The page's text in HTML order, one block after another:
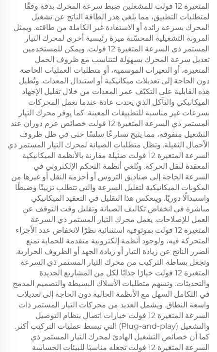
المتغيرة 12 فولت للمشغلين ضبط سرعة المحرك بدقة وفقًا
لمتطلبات التطبيق، مما يلغي هدر الطاقة الناتج عن تشغيل
المحرك بسرعة زائدة أو الاستفادة غير الكاملة من طاقته. ويمثل
المرونة التشغيلية المحسّنة ميزة رئيسية أخرى لمحرك التيار
المستمر ذي السرعة المتغيرة 12 فولت. ويمكن للمستخدمين
تعديل سرعة المحرك بسهولة لتتناسب مع ظروف الحمل
المتغيرة، أو التغيرات الموسمية، أو متطلبات العمليات الخاصة
دون الحاجة إلى تعديلات ميكانيكية أو استبدال المعدات. وتُطيل
هذه القابلية على التكيّف عمر المعدات من خلال تقليل الإجهاد
الميكانيكي والتآكل الذي يحدث عادة عندما تعمل المحركات
بسرعات غير مناسبة للتطبيقات المعينة. كما يوفر محرك التيار
المستمر ذي السرعة المتغيرة 12 فولت خصائص عزم دوران عند
التشغيل متفوقة، مما يتيح تسارعًا سلسًا حتى في ظل ظروف
الأحمال الثقيلة. وتظل متطلبات الصيانة لمحرك التيار المستمر ذي
السرعة المتغيرة 12 فولت ضئيلة مقارنة بالأنظمة الميكانيكية
المعقدة لنقل الحركة. وتُلغي أنظمة التحكم الإلكتروني في
السرعة الحاجة إلى صناديق التروس أو أحزمة النقل أو غيرها من
المكونات الميكانيكية لتقليل السرعة والتي تتطلب تزييتًا وضبطًا
واستبدالًا دوريًا. وينعكس هذا التقليل في التعقيد الميكانيكي
مباشرة في انخفاض تكاليف الصيانة وتقليل وقت التوقف عن
العمل للإصلاحات. يعمل محرك التيار المستمر ذي السرعة
المتغيرة 12 فولت بموثوقية استثنائية نظرًا لانخفاض عدد الأجزاء
المتحركة فيه، ولوجود أنظمة إلكترونية متقدمة للحماية تمنع
الضرر الناتج عن زيادة التيار أو زيادة الجهد أو الظروف الحرارية.
وتجعل بساطة التركيب من محرك التيار المستمر ذي السرعة
المتغيرة 12 فولت خيارًا جذابًا لكل من المشاريع الجديدة
والتحديثات. وتسهم متطلبات الأسلاك البسيطة والتصميم المدمج
في التكامل السهل مع الأنظمة الحالية دون الحاجة إلى تعديلات
واسعة النطاق. ويشمل العديد من محركات التيار المستمر ذات
السرعة المتغيرة 12 فولت خيارات اتصال بنظام التوصيل
والتشغيل (Plug-and-play) التي تبسط عمليات التركيب أكثر.
كما أن خصائص التشغيل الهادئ لمحرك التيار المستمر ذي
السرعة المتغيرة 12 فولت تجعله مناسبًا للبيئات الحساسة